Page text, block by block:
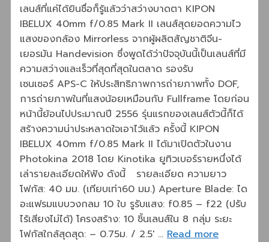
เลนส์ที่แค่ได้ยินชื่อก็รู้แล้วว่าสว่างบาดตา KIPON
IBELUX 40mm f/0.85 Mark II เลนส์สุดยอดความไว
แสงของกล้อง Mirrorless จากผู้ผลิตสัญชาติจีน-
เยอรมัน Handevision ซึ่งพูดได้ว่าปัจจุบันนี้เป็นเลนส์ที่มี
ความสว่างและเร็วที่สุดที่สุดในตลาด รองรับ
เซนเซอร์ APS-C ให้ประสิทธิภาพการถ่ายภาพทั้ง DOF,
การถ่ายภาพในที่แสงน้อยเหมือนกับ Fullframe โดยก่อน
หน้านี้ย้อนไปประมาณปี 2556 รุ่นแรกของเลนส์ตัวนี้ก็ได้
สร้างความน่าประหลาดใจเอาไว้แล้ว ครั้งนี้ KIPON
IBELUX 40mm f/0.85 Mark II ได้มาเปิดตัวในงาน
Photokina 2018 โดย Kinotika ยูทิวเบอร์รายหนึ่งได้
เล่ารายละเอียดให้ฟัง ดังนี้ รายละเอียด ความยาว
โฟกัส: 40 มม. (เทียบเท่า60 มม.) Aperture Blade: ได
อะแฟรมแบบวงกลม 10 ใบ รูรับแสง: f0.85 – f22 (ปรับ
ไร้เสียงไม่ได้) โครงสร้าง: 10 ชิ้นเลนส์ใน 8 กลุ่ม ระยะ
โฟกัสใกล้สุดสุด: – 0.75ม. / 2.5′ … Read more